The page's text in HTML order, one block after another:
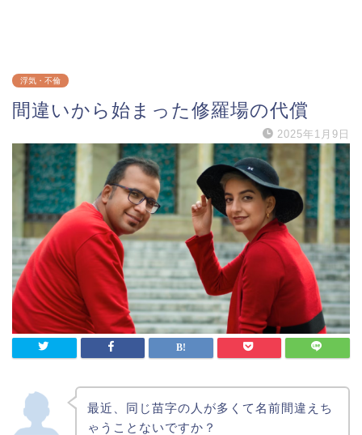
浮気・不倫
間違いから始まった修羅場の代償
2025年1月9日
最近、同じ苗字の人が多くて名前間違えち
ゃうことないですか？